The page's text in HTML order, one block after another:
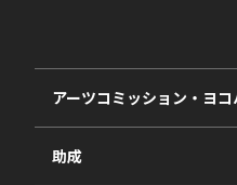
アーツコミッション・ヨ
事業紹介
助成